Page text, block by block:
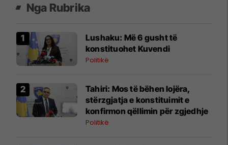
Nga Rubrika
​Lushaku: Më 6 gusht të
konstituohet Kuvendi
Politikë
​Tahiri: Mos të bëhen lojëra,
stërzgjatja e konstituimit e
konfirmon qëllimin për zgjedhje
Politikë